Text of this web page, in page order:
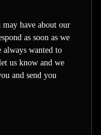
may have about our
as soon as we
always wanted to
us know and we
and send you